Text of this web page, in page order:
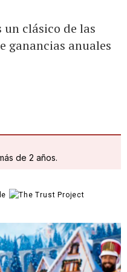
clásico de las
ganancias anuales
de 2 años.